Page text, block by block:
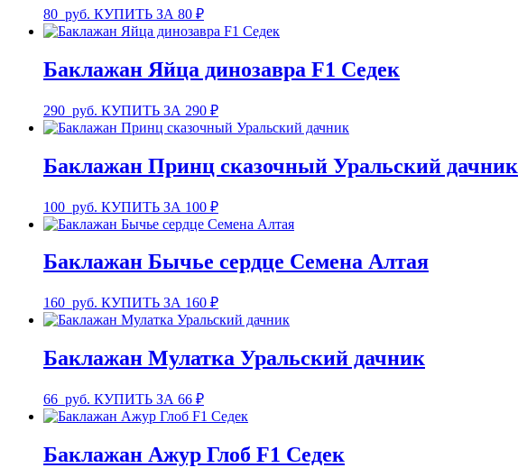
80 руб. КУПИТЬ ЗА 80 ₽
Баклажан Яйца динозавра F1 Седек
290 руб. КУПИТЬ ЗА 290 ₽
Баклажан Принц сказочный Уральский дачник
100 руб. КУПИТЬ ЗА 100 ₽
Баклажан Бычье сердце Семена Алтая
160 руб. КУПИТЬ ЗА 160 ₽
Баклажан Мулатка Уральский дачник
66 руб. КУПИТЬ ЗА 66 ₽
Баклажан Ажур Глоб F1 Седек